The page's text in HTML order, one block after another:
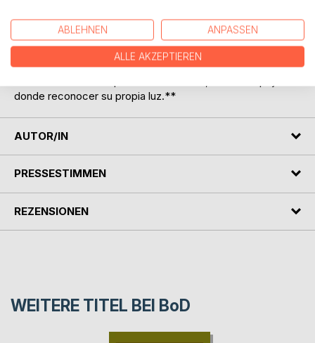
Alquímica**: el proceso eterno mediante el cual la
conciencia despierta, se transforma y regresa a su origen.
**Quien abra las páginas de este libro no encontrará
donde reconocer su propia luz.**
AUTOR/IN
PRESSESTIMMEN
REZENSIONEN
WEITERE TITEL BEI BoD
ABLEHNEN ANPASSEN
ALLE AKZEPTIEREN